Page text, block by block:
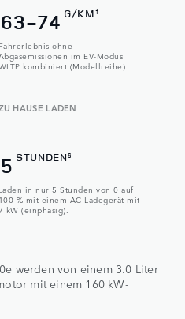
63-74 G/KM†
Fahrerlebnis ohne
im EV-Modus
kombiniert (Modellreihe).
HAUSE LADEN
5 STUNDEN§
Laden in nur 5 Stunden von 0 auf
100 % mit einem AC-Ladegerät mit
kW (einphasig).
werden von einem 3.0 Liter
mit einem 160 kW-